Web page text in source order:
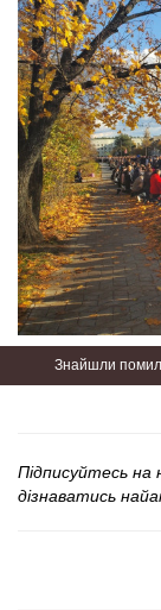
Знайшли
Підписуйтесь на
дізнаватись